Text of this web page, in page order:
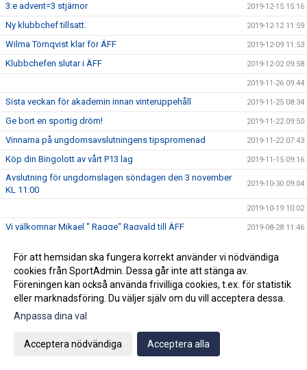
3:e advent=3 stjärnor 2019-12-15 15:16
Ny klubbchef tillsatt. 2019-12-12 11:59
Wilma Törnqvist klar för ÄFF 2019-12-09 11:53
Klubbchefen slutar i ÄFF 2019-12-02 09:58
2019-11-26 09:44
Sista veckan för akademin innan vinteruppehåll 2019-11-25 08:34
Ge bort en sportig dröm! 2019-11-22 09:50
Vinnarna på ungdomsavslutningens tipspromenad 2019-11-22 07:43
Köp din Bingolott av vårt P13 lag 2019-11-15 09:16
Avslutning för ungdomslagen söndagen den 3 november
KL 11:00
2019-10-30 09:04
2019-10-19 10:02
Vi välkomnar Mikael " Ragge" Ragvald till ÄFF 2019-08-28 11:46
Sommarproffsläger 2019
Vinnare i 50/50 lotteriet 11/8 2019-08-14 10:21
ÄFF söker matchsekreterare 2019-08-14 10:18
Angående gårdagens match i P19-Allsvenskan
Kalle är på semester
För att hemsidan ska fungera korrekt använder vi nödvändiga
cookies från SportAdmin. Dessa går inte att stänga av.
Föreningen kan också använda frivilliga cookies, t.ex. för statistik
eller marknadsföring. Du väljer själv om du vill acceptera dessa.
Anpassa dina val
Acceptera nödvändiga Acceptera alla